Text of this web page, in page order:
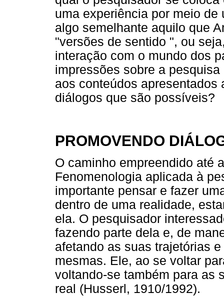
uma experiência por meio
algo semelhante aquilo que
"versões de sentido ", ou
interação com o mundo dos
impressões sobre a
aos conteúdos
diálogos que são possíveis?
PROMOVENDO
O caminho empreendido até
Fenomenologia aplicada à
importante pensar e fazer
dentro de uma realidade,
ela. O pesquisador
fazendo parte dela e, de
afetando as suas trajetórias
mesmas. Ele, ao se voltar
voltando-se também para as
real (Husserl, 1910/1992).